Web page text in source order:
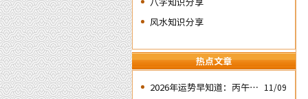
风水知识分享
热点文章
2026年运势早知道：丙午年 11/09